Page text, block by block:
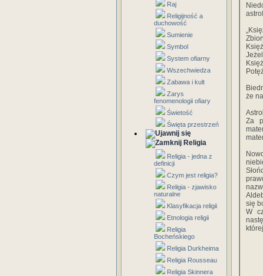
Raj
Religijność a
duchowość
Sumienie
Symbol
System ofiarny
Wszechwiedza
Zabawa i kult
Zarys
fenomenologii ofiary
Świetość
Święta przestrzeń
Religia
Religia - jedna z
definicji
Czym jest religia?
Religia - zjawisko
naturalne
Klasyfikacja religii
Etnologia religii
Religia
Bocheńskiego
Religia Durkheima
Religia Rousseau
Religia Skinnera
że
Za
się
W